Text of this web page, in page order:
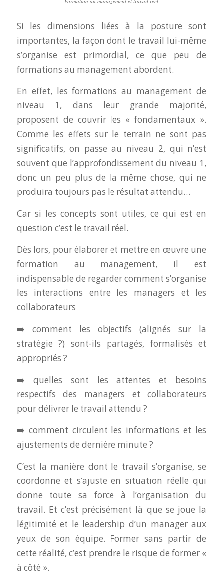
Si les dimensions liées à la posture sont
importantes, la façon dont le travail lui-même
s’organise est primordial, ce que peu de
formations au management abordent.
En effet, les formations au management de
niveau 1, dans leur grande majorité,
proposent de couvrir les « fondamentaux ».
Comme les effets sur le terrain ne sont pas
significatifs, on passe au niveau 2, qui n’est
souvent que l’approfondissement du niveau 1,
donc un peu plus de la même chose, qui ne
produira toujours pas le résultat attendu…
Car si les concepts sont utiles, ce qui est en
question c’est le travail réel.
Dès lors, pour élaborer et mettre en œuvre une
formation au management, il est
indispensable de regarder comment s’organise
les interactions entre les managers et les
collaborateurs
➡️ comment les objectifs (alignés sur la
stratégie ?) sont-ils partagés, formalisés et
appropriés ?
➡️ quelles sont les attentes et besoins
respectifs des managers et collaborateurs
pour délivrer le travail attendu ?
➡️ comment circulent les informations et les
ajustements de dernière minute ?
C’est la manière dont le travail s’organise, se
coordonne et s’ajuste en situation réelle qui
donne toute sa force à l’organisation du
travail. Et c’est précisément là que se joue la
légitimité et le leadership d’un manager aux
yeux de son équipe. Former sans partir de
cette réalité, c’est prendre le risque de former «
à côté ».